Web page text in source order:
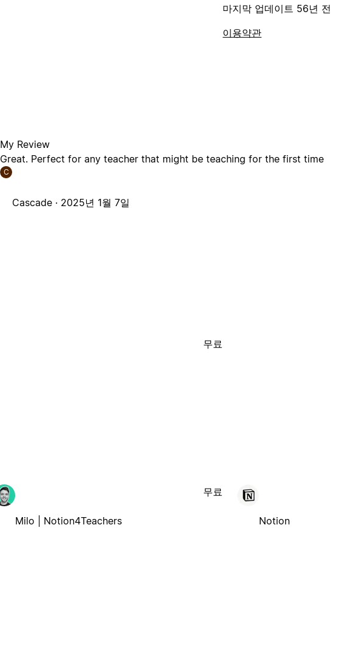
마지막 업데이트 56년 전
이용약관
My Review
Great. Perfect for any teacher that might be teaching for the first time
C
Cascade · 2025년 1월 7일
무료
Milo | Notion4Teachers
무료
Notion